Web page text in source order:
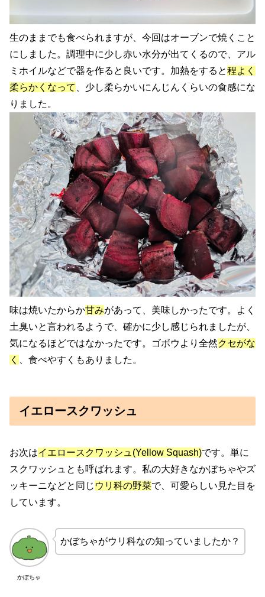
生のままでも食べられますが、今回はオーブンで焼くこと
にしました。調理中に少し赤い水分が出てくるので、アル
ミホイルなどで器を作ると良いです。加熱をすると程よく
柔らかくなって
、少し柔らかいにんじんくらいの食感にな
りました。
味は焼いたからか甘みがあって、美味しかったです。よく
土臭いと言われるようで、確かに少し感じられましたが、
気になるほどではなかったです。ゴボウより全然クセがな
く
、食べやすくもありました。
イエロースクワッシュ
お次はイエロースクワッシュ(Yellow Squash)です。単に
スクワッシュとも呼ばれます。私の大好きなかぼちゃやズ
ッキーニなどと同じ ウリ科の野菜で、可愛らしい見た目を
しています。
かぼちゃ
かぼちゃがウリ科なの知っていましたか？